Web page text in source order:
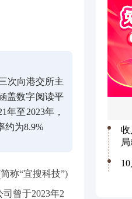
次向港交所主
盖数字阅读平
至2023年，
约为8.9%
称“宜搜科技”)
曾于2023年2